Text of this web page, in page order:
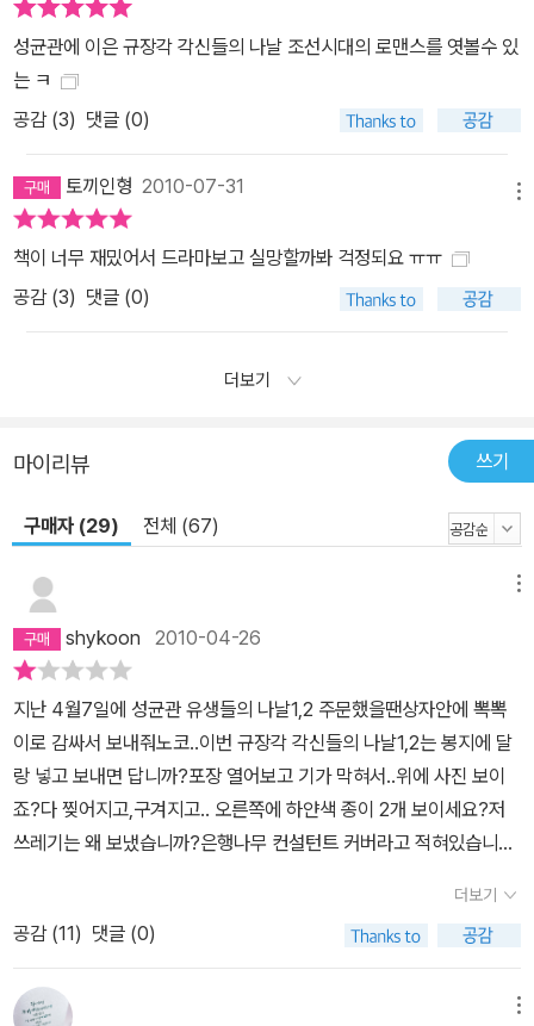
성균관에 이은 규장각 각신들의 나날 조선시대의 로맨스를 엿볼수 있
는 ㅋ
공감 (3) 댓글 (0)
토끼인형 2010-07-31
책이 너무 재밌어서 드라마보고 실망할까봐 걱정되요 ㅠㅠ
공감 (3) 댓글 (0)
더보기
마이리뷰 쓰기
구매자 (29) 전체 (67)
shykoon 2010-04-26
지난 4월7일에 성균관 유생들의 나날1,2 주문했을땐상자안에 뽁뽁
이로 감싸서 보내줘노코..이번 규장각 각신들의 나날1,2는 봉지에 달
랑 넣고 보내면 답니까?포장 열어보고 기가 막혀서..위에 사진 보이
죠?다 찢어지고,구겨지고.. 오른쪽에 하얀색 종이 2개 보이세요?저
쓰레기는 왜 보냈습니까?은행나무 컨설턴트 커버라고 적혀있습니다.
는건 좋은데지금 이 상황은 안하느니만 못하네요.상자와 비닐봉투에
배송하는 차이가 뭔지.쓰레기 왜넣었는지.4월7일 배송과는 왜 다른
지..다 설명하시고 사과하세요.
더보기
공감 (11) 댓글 (0)